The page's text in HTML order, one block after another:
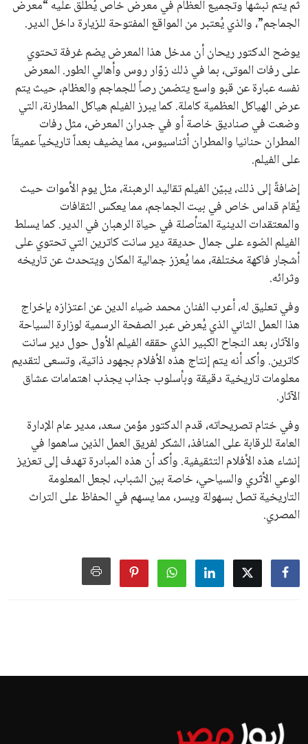
ثم يتم نبشها وتجميع العظام في معرض خاص يُطلق عليه “معرض
الجماجم”، والذي يُعتبر من المواقع المفتوحة للزيارة داخل الدير.
يوضح الدكتور ريحان أن مدخل هذا المعرض يضم غرفة تحتوي
على رفات الموتى، بما في ذلك زوّار روس وأهالي الطور. المعرض
نفسه عبارة عن قبو واسع يتضمن رصاً للجماجم والعظام، حيث يتم
عرض الهياكل العظمية كاملة. كما يبرز الفيلم هياكل المطارنة، التي
وضعت في صناديق خاصة أو في جدران المعرض، مثل رفات
المطران حنانيا والمطران أثناسيوس، مما يضيف بعداً تاريخياً عميقاً
على الفيلم.
إضافةً إلى ذلك، يبيّن الفيلم تقاليد الرهبنة، مثل يوم الأموات حيث
يُقام قداس خاص في بيت الجماجم، مما يعكس الثقافات
والمعتقدات الدينية المتأصلة في حياة الرهبان في الدير. كما يسلط
الفيلم الضوء على جمال حديقة دير سانت كاترين التي تحتوي على
أشجار فاكهة مختلفة، مما يُعزز جمالية المكان ويتحدث عن تاريخه
وثرائه.
وفي تعليق له، أعرب الفنان محمد ضياء الدين عن اعتزازه بإخراج
هذا العمل الثاني الذي يُعرض عبر الصفحة الرسمية لوزارة السياحة
والآثار، بعد النجاح الكبير الذي حققه الفيلم الأول حول دير سانت
كاترين. وأكد أنه يتم إنتاج هذه الأفلام بجهود ذاتية، وتسعى لتقديم
معلومات تاريخية دقيقة وبأسلوب جذاب يجذب اهتمامات عشاق
الآثار.
وفي ختام تصريحاته، قدم الدكتور مؤمن سعد، مدير عام الإدارة
العامة للرقابة على المنافذ، الشكر لفريق العمل الذين ساهموا في
إنشاء هذه الأفلام التثقيفية. وأكد أن هذه المبادرة تهدف إلى تعزيز
الوعي الأثري والسياحي، خاصة بين الشباب، لجعل المعلومة
التاريخية تصل بسهولة ويسر، مما يسهم في الحفاظ على التراث
المصري.